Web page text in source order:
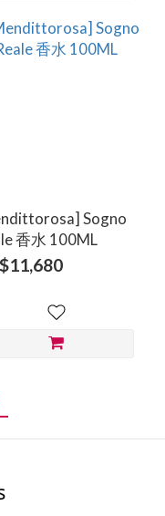
Sogno
Reale 香水 100ML